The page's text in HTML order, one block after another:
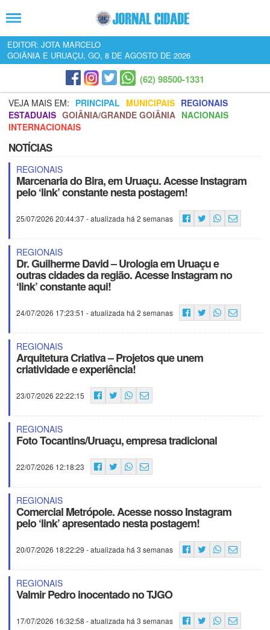
EDITOR: JOTA MARCELO
GOIÂNIA E URUAÇU, GO, 8 DE AGOSTO DE 2026
(62) 98500-1331
VEJA MAIS EM: PRINCIPAL MUNICIPAIS REGIONAIS
ESTADUAIS GOIÂNIA/GRANDE GOIÂNIA NACIONAIS
INTERNACIONAIS
NOTÍCIAS
REGIONAIS
Marcenaria do Bira, em Uruaçu. Acesse Instagram
pelo ‘link’ constante nesta postagem!
25/07/2026 20:44:37- atualizada há 2 semanas
REGIONAIS
Dr. Guilherme David – Urologia em Uruaçu e
outras cidades da região. Acesse Instagram no
‘link’ constante aqui!
24/07/2026 17:23:51 - atualizada há 2 semanas
REGIONAIS
Arquitetura Criativa – Projetos que unem
criatividade e experiência!
23/07/2026 22:22:15
REGIONAIS
Foto Tocantins/Uruaçu, empresa tradicional
22/07/2026 12:18:23
REGIONAIS
Comercial Metrópole. Acesse nosso Instagram
pelo ‘link’ apresentado nesta postagem!
20/07/2026 18:22:29 - atualizada há 3 semanas
REGIONAIS
Valmir Pedro inocentado no TJGO
17/07/2026 16:32:58 - atualizada há 3 semanas